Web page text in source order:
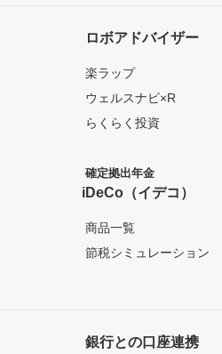
ロボアドバイザー
楽ラップ
ウェルスナビ×R
らくらく投資
確定拠出年金
iDeCo（イデコ）
商品一覧
節税シミュレーション
銀行との口座連携